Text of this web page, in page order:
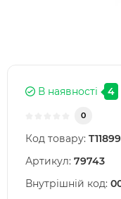
В наявності 4
0
Код товару:
Артикул: 79743
Внутрішній код: